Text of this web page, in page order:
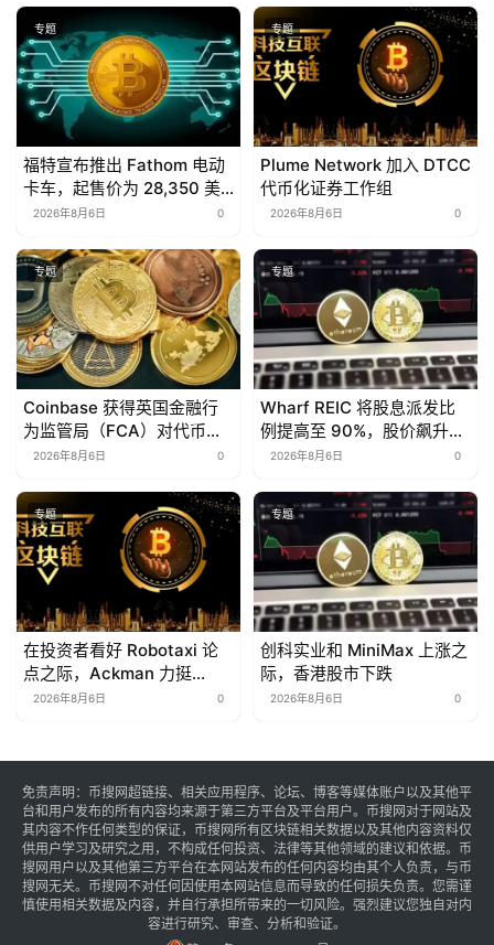
专题
福特宣布推出 Fathom 电动
卡车，起售价为 28,350 美
元2026年8月6日 0
专题
Plume Network 加入 DTCC
代币化证券工作组
2026年8月6日 0
专题
Coinbase 获得英国金融行
为监管局（FCA）对代币化
美国股票的全面授权
2026年8月6日 0
专题
Wharf REIC 将股息派发比
例提高至 90%，股价飙升
13.7%
2026年8月6日 0
专题
在投资者看好 Robotaxi 论
点之际，Ackman 力挺
Uber 股票
2026年8月6日 0
专题
创科实业和 MiniMax 上涨之
际，香港股市下跌
2026年8月6日 0
免责声明：币搜网超链接、相关应用程序、论坛、博客等媒体账户以及其他平
台和用户发布的所有内容均来源于第三方平台及平台用户。币搜网对于网站及
其内容不作任何类型的保证，币搜网所有区块链相关数据以及其他内容资料仅
供用户学习及研究之用，不构成任何投资、法律等其他领域的建议和依据。币
搜网用户以及其他第三方平台在本网站发布的任何内容均由其个人负责，与币
搜网无关。币搜网不对任何因使用本网站信息而导致的任何损失负责。您需谨
慎使用相关数据及内容，并自行承担所带来的一切风险。强烈建议您独自对内
容进行研究、审查、分析和验证。